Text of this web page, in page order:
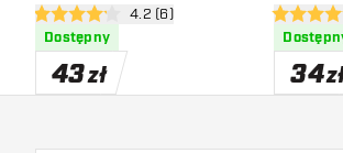
otwórz panel recenzji
4.2 gwiazdki oceny
4.2 (6)
Dostępny
43zł
5
34